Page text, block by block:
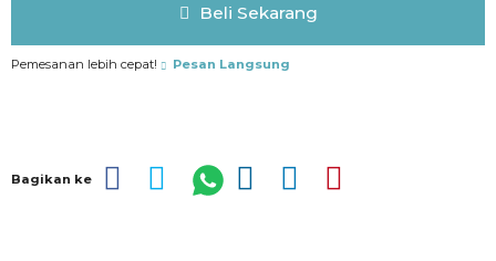
Beli Sekarang
Pemesanan lebih cepat! Pesan Langsung
Bagikan ke